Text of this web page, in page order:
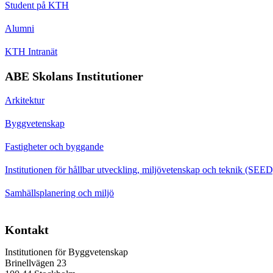
Student på KTH
Alumni
KTH Intranät
ABE Skolans Institutioner
Arkitektur
Byggvetenskap
Fastigheter och byggande
Institutionen för hållbar utveckling, miljövetenskap och teknik
Samhällsplanering och miljö
Kontakt
Institutionen för Byggvetenskap
Brinellvägen 23